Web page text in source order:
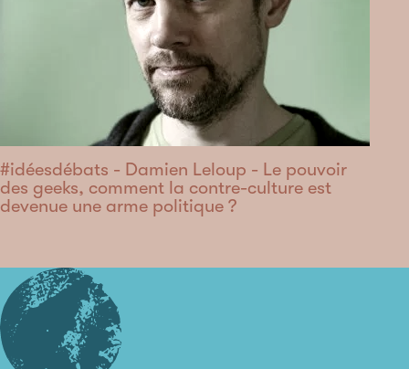
#idéesdébats - Damien Leloup - Le pouvoir
des geeks, comment la contre-culture est
devenue une arme politique ?